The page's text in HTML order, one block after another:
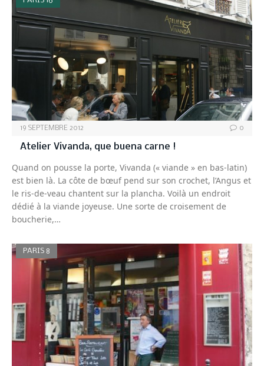
19 SEPTEMBRE 2012 0
Atelier Vivanda, que buena carne !
Quand on pousse la porte, Vivanda (« viande » en bas-latin)
est bien là. La côte de bœuf pend sur son crochet, l’Angus et
le ris-de-veau chantent sur la plancha. Voilà un endroit
dédié à la viande joyeuse. Une sorte de croisement de
boucherie,…
PARIS 8